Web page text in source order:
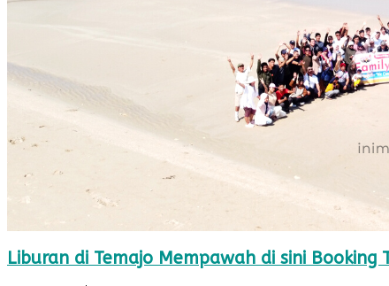
Liburan di Temajo Mempawah di sini Booking